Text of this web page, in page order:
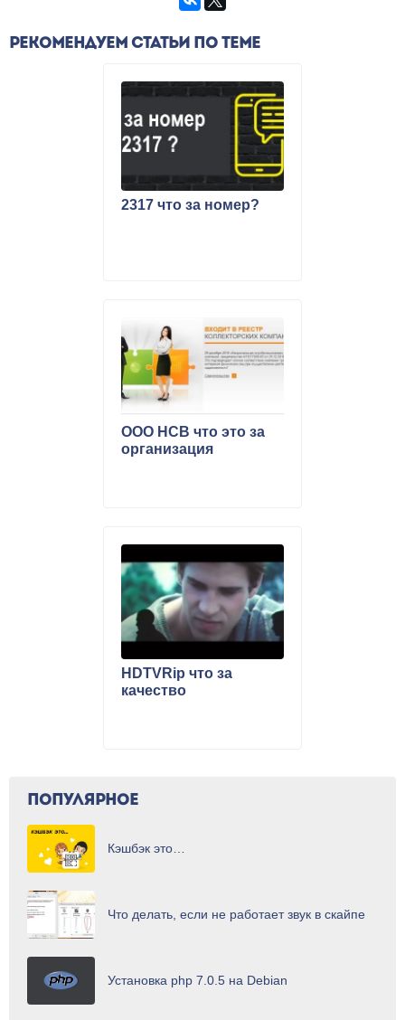
РЕКОМЕНДУЕМ СТАТЬИ ПО ТЕМЕ
2317 что за номер?
ООО НСВ что это за
организация
HDTVRip что за
качество
ПОПУЛЯРНОЕ
Кэшбэк это…
Что делать, если не работает звук в скайпе
Установка php 7.0.5 на Debian